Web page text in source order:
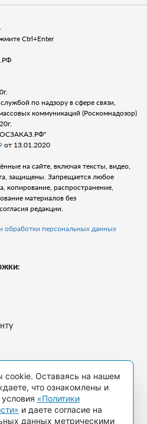
Ctrl+Enter
по надзору в сфере связи,
коммуникаций (Роскомнадозор)
от 13.01.2020
на сайте, включая тексты, видео,
защищены. Запрещается любое
копирование, распространение,
материалов без
редакции.
обработки персональных данных
Оставаясь на нашем
что ознакомлены и
«Политики
и даете согласие на
данных метрическими